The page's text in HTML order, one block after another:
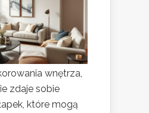
wnętrza,
zdaje sobie
które mogą